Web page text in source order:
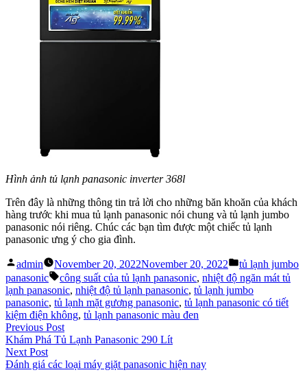
Hình ảnh tủ lạnh panasonic inverter 368l
Trên đây là những thông tin trả lời cho những băn khoăn của khách
hàng trước khi mua tủ lạnh panasonic nói chung và tủ lạnh jumbo
panasonic nói riêng. Chúc các bạn tìm được một chiếc tủ lạnh
panasonic ưng ý cho gia đình.
Posted
by
admin November 20, 2022November 20, 2022
Posted
in
tủ lạnh jumbo
panasonic
Tags:
công suất của tủ lạnh panasonic, nhiệt độ ngăn mát tủ
lạnh panasonic, nhiệt độ tủ lạnh panasonic, tủ lạnh jumbo
panasonic, tủ lạnh mặt gương panasonic, tủ lạnh panasonic có tiết
kiệm điện không, tủ lạnh panasonic màu đen
Post
navigation
Previous PostPrevious
post:
Khám Phá Tủ Lạnh Panasonic 290 Lít
Next PostNext
post:
Đánh giá các loại máy giặt panasonic hiện nay